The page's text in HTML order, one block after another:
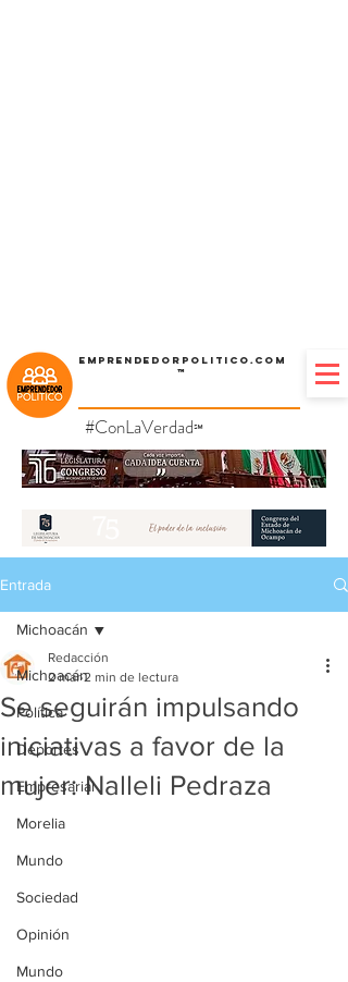
Emprendedorpolitico.com
™
#ConLaVerdad℠
Entrada
Michoacán
Política
Deportes
Empresarial
Morelia
Mundo
Sociedad
Opinión
Mundo
Michoacán
Se seguirán impulsando
iniciativas a favor de la
mujer: Nalleli Pedraza
Redacción
2 mar 2 min de lectura